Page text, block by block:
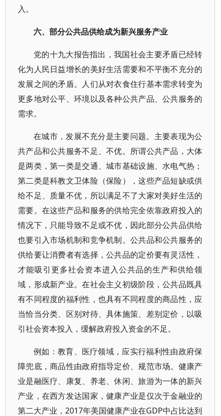
入。
六、部分公共品供给成为新兴服务产业
党的十九大报告指出，我国社会主要矛盾已经转
化为人民日益增长的美好生活需要和不平衡不充分的
发展之间的矛盾。人们从对衣食住行基本需求转变为
更多地对公平、环境以及各种公共产品、公共服务的
需求。
在城市，发展不充分是主要问题。主要表现为公
共产品和公共服务不足、不优。所谓公共产品，大体
是两类，第一类是交通、城市基础设施、水电气热；
第二类是科教文卫体险（保险），这些产品短缺或供
给不足、质量不优，所以满足不了大家对美好生活的
需要。在这些产品和服务的供给完全依靠政府投入的
情况下，只能导致不足或不优，因此部分公共品供给
也要引入市场机制和竞争机制。公共品和公共服务的
供给要让消费者有选择，公共品的定价要有灵活性，
才能吸引更多社会资本进入公共品的生产和供给领
域，形成新产业。在社会主义初级阶段，公共品既具
有不同程度的福利性，也具有不同程度的商品性，应
当恰当分类、区别对待、具体施策、差别定价，以吸
引社会资本投入，缓解政府投入资金的不足。
例如：教育、医疗领域，应实行福利性由政府保
障兜底，商品性由政府指导定价、规范市场。健康产
业是融医疗、康复、养老、休闲、旅游为一体的新兴
产业，在西方发达国家，健康产业是仅次于金融业的
第二大产业，2017年美国健康产业在GDP中占比达到